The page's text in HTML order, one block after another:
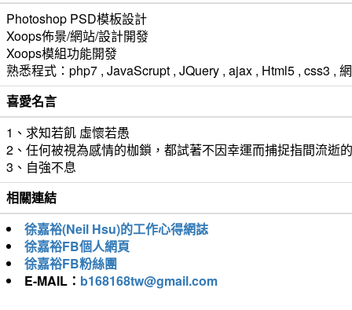
Photoshop PSD模板設計
Xoops佈景/網站/設計開發
Xoops模組功能開發
熟悉程式：php7 , JavaScrupt , JQuery , ajax , Html5 , css3 ,
喜愛名言
1、求知若飢 虛懷若愚
2、任何被視為感情的枷鎖，都試著不因幸運而捕捉指間流逝
3、自強不息
相關連結
徐嘉裕(Neil Hsu)的工作心得網誌
徐嘉裕FB個人網頁
徐嘉裕FB粉絲團
E-MAIL： b168168tw@gmail.com